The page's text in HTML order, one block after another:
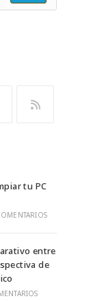
una
pestaña
tu PC
entre
de